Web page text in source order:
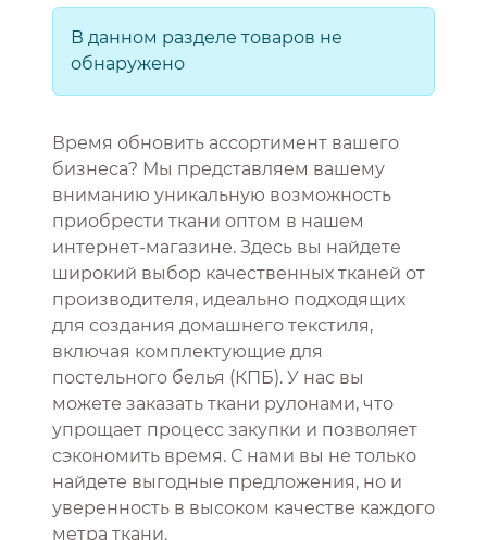
В данном разделе товаров не
обнаружено
Время обновить ассортимент вашего
бизнеса? Мы представляем вашему
вниманию уникальную возможность
приобрести ткани оптом в нашем
интернет-магазине. Здесь вы найдете
широкий выбор качественных тканей от
производителя, идеально подходящих
для создания домашнего текстиля,
включая комплектующие для
постельного белья (КПБ). У нас вы
можете заказать ткани рулонами, что
упрощает процесс закупки и позволяет
сэкономить время. С нами вы не только
найдете выгодные предложения, но и
уверенность в высоком качестве каждого
метра ткани.